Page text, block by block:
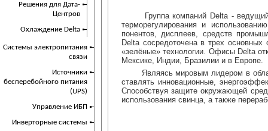
Решения для Дата-
Центров
Охлаждение Delta
Системы электропитания
связи
Источники
бесперебойного питания
(UPS)
Управление ИБП
Инверторные системы
Группа компаний Delta - ведущий
терморегулирования и
понентов, дисплеев, средств
Delta сосредоточена в трех основных
«зелёные» технологии. Офисы Delta
Мексике, Индии, Бразилии и в Европе.
Являясь мировым лидером в
ставлять инновационные,
Способствуя защите окружающей
использования свинца, а также